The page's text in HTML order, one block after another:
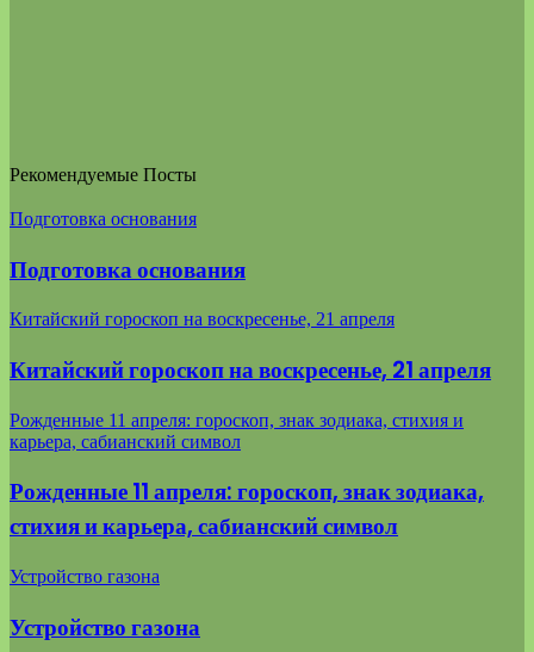
Рекомендуемые Посты
Подготовка основания
Подготовка основания
Китайский гороскоп на воскресенье, 21 апреля
Китайский гороскоп на воскресенье, 21 апреля
Рожденные 11 апреля: гороскоп, знак зодиака, стихия и
карьера, сабианский символ
Рожденные 11 апреля: гороскоп, знак зодиака,
стихия и карьера, сабианский символ
Устройство газона
Устройство газона